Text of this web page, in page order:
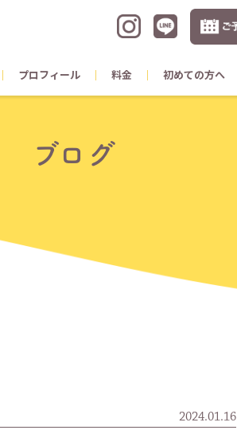
プロフィール 料金 初めての方へ
ブログ
2024.01.16